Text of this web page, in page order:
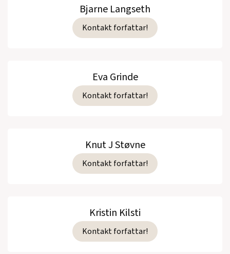
Bjarne Langseth
Kontakt forfattar!
Eva Grinde
Kontakt forfattar!
Knut J Støvne
Kontakt forfattar!
Kristin Kilsti
Kontakt forfattar!